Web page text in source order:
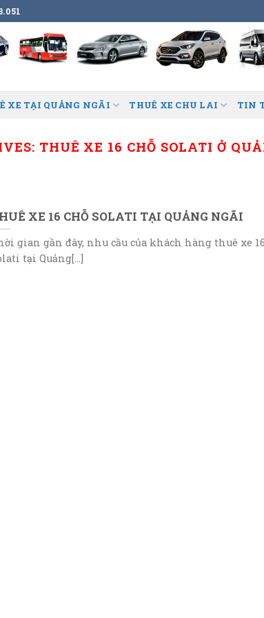
XE TẠI QUẢNG NGÃI THUÊ XE CHU LAI TIN
THUÊ XE 16 CHỖ SOLATI Ở
XE 16 CHỖ SOLATI TẠI QUẢNG NGÃI
gian gần đây, nhu cầu của khách hàng thuê xe 16
tại Quảng[...]